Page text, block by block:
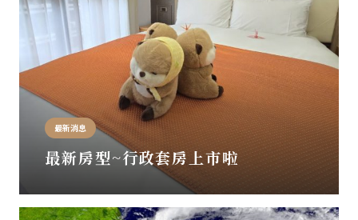
最新消息
最新房型~行政套房上市啦